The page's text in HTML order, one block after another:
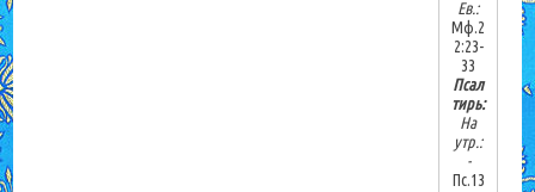
Ев.:
Мф.2
2:23-
33
Псал
тирь:
На
утр.:
-
Пс.13